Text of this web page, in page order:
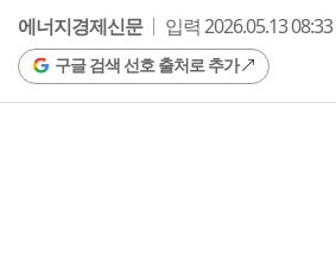
에너지경제신문
입력 2026.05.13 08:33
구글 검색 선호 출처로 추가